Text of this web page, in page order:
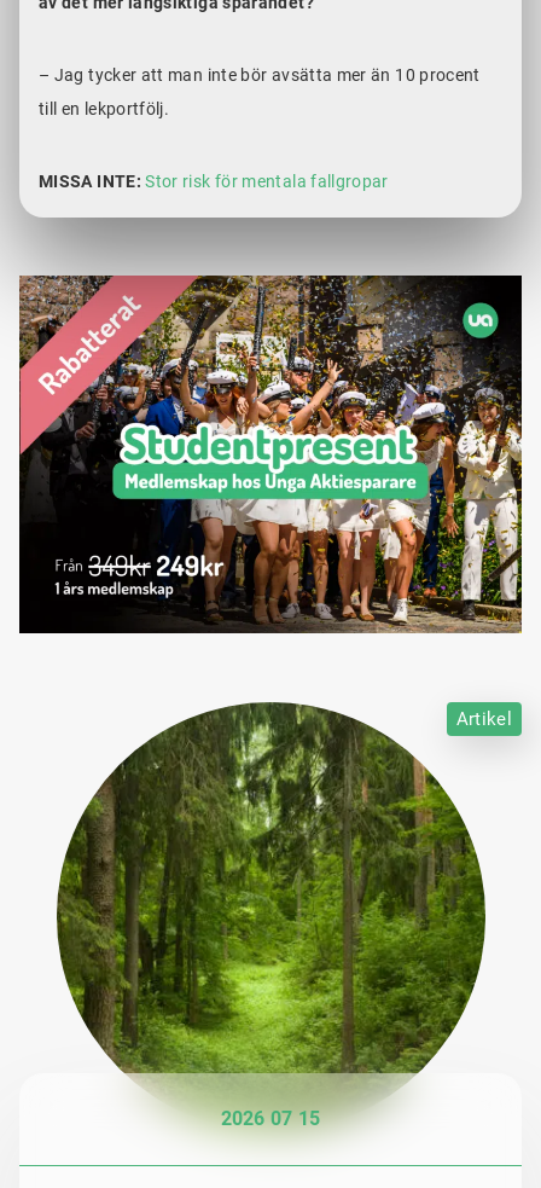
– Jag tycker att man inte bör avsätta mer än 10 procent
till en lekportfölj.
MISSA INTE:Stor risk för mentala fallgropar
Artikel
2026 07 15